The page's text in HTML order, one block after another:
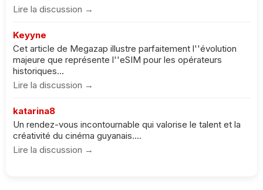
Lire la discussion →
Keyyne
Cet article de Megazap illustre parfaitement l''évolution
majeure que représente l''eSIM pour les opérateurs
historiques...
Lire la discussion →
katarina8
Un rendez-vous incontournable qui valorise le talent et la
créativité du cinéma guyanais....
Lire la discussion →